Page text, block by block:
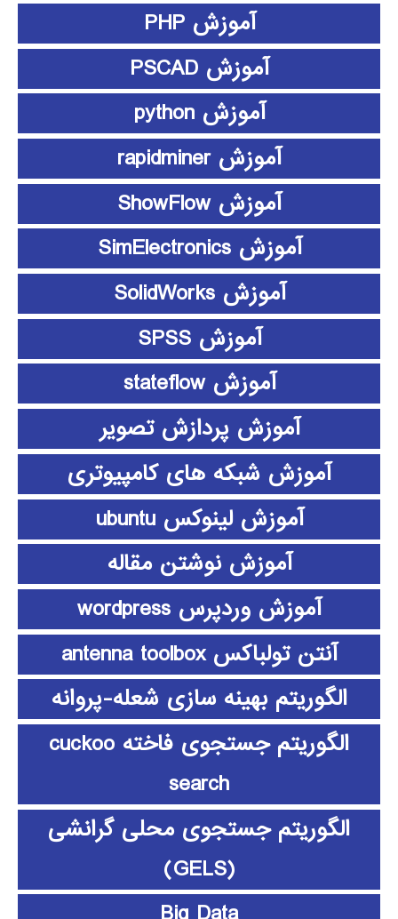
آموزش PHP
آموزش PSCAD
آموزش python
آموزش rapidminer
آموزش ShowFlow
آموزش SimElectronics
آموزش SolidWorks
آموزش SPSS
آموزش stateflow
آموزش پردازش تصویر
آموزش شبکه های کامپیوتری
آموزش لینوکس ubuntu
آموزش نوشتن مقاله
آموزش وردپرس wordpress
آنتن تولباکس antenna toolbox
الگوریتم بهینه سازی شعله-پروانه
الگوریتم جستجوی فاخته cuckoo
search
الگوریتم جستجوی محلی گرانشی
(GELS)